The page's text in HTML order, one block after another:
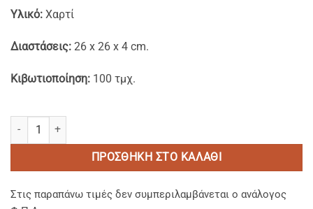
Υλικό: Xαρτί
Διαστάσεις: 26 x 26 x 4 cm.
Κιβωτιοποίηση: 100 τμχ.
Χάρτινα Κουτιά Πίτσας Kraft σχέδιο "Handmade" 26x26x4cm.
ΠΡΟΣΘΉΚΗ ΣΤΟ ΚΑΛΆΘΙ
Στις παραπάνω τιμές δεν συμπεριλαμβάνεται ο ανάλογος